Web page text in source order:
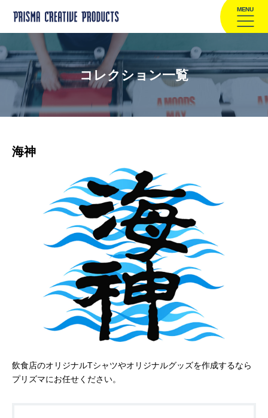
MENU
コレクション一覧
海神
飲食店のオリジナルTシャツやオリジナルグッズを作成するなら
プリズマにお任せください。